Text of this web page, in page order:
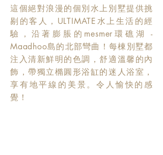
這個絕對浪漫的個別水上別墅提供挑
剔的客人，ULTIMATE水上生活的經
驗，沿著膨脹的mesmer環礁湖 -
Maadhoo島的北部彎曲！每棟別墅都
注入清新鮮明的色調，舒適溫馨的內
飾，帶獨立橢圓形浴缸的迷人浴室，
享有地平線的美景。令人愉快的感
覺！